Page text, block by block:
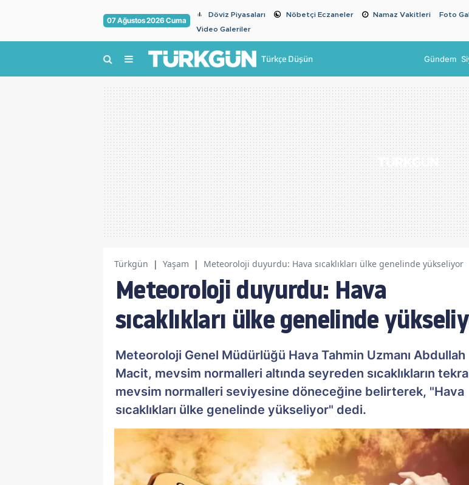
07 Ağustos 2026 Cuma
Döviz Piyasaları Nöbetçi Eczaneler Namaz Vakitleri
Foto
Video Galeriler
Türkçe Düşün Gündem
Türkgün | Yaşam | Meteoroloji duyurdu: Hava sıcaklıkları ülke genelinde yükseliyor
Meteoroloji duyurdu: Hava
sıcaklıkları ülke genelinde
Meteoroloji Genel Müdürlüğü Hava Tahmin Uzmanı Abdullah
Macit, mevsim normalleri altında seyreden sıcaklıkların
mevsim normalleri seviyesine döneceğine belirterek, "Hava
sıcaklıkları ülke genelinde yükseliyor" dedi.